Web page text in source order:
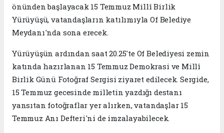
önünden başlayacak 15 Temmuz Millî Birlik
Yürüyüşü, vatandaşların katılımıyla Of Belediye
Meydanı'nda sona erecek.
Yürüyüşün ardından saat 20.25'te Of Belediyesi zemin
katında hazırlanan 15 Temmuz Demokrasi ve Millî
Birlik Günü Fotoğraf Sergisi ziyaret edilecek. Sergide,
15 Temmuz gecesinde milletin yazdığı destanı
yansıtan fotoğraflar yer alırken, vatandaşlar 15
Temmuz Anı Defteri'ni de imzalayabilecek.